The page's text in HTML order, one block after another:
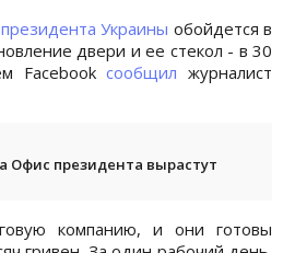
Украины обойдется в
двери и ее стекол - в 30
Facebookсообщил журналист
Офис президента вырастут
компанию, и они готовы